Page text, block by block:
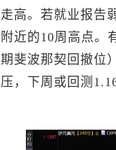
走高。若就业报告
附近的10周高点。
期斐波那契回撤位
压，下周或回测